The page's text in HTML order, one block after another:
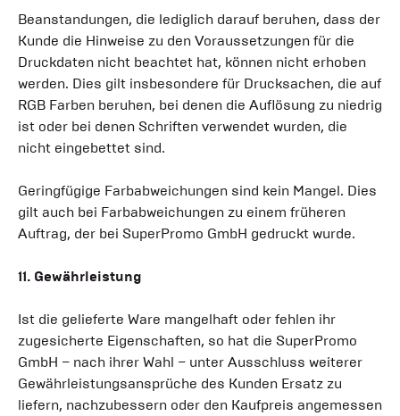
Beanstandungen, die lediglich darauf beruhen, dass der
Kunde die Hinweise zu den Voraussetzungen für die
Druckdaten nicht beachtet hat, können nicht erhoben
werden. Dies gilt insbesondere für Drucksachen, die auf
RGB Farben beruhen, bei denen die Auflösung zu niedrig
ist oder bei denen Schriften verwendet wurden, die
nicht eingebettet sind.
Geringfügige Farbabweichungen sind kein Mangel. Dies
gilt auch bei Farbabweichungen zu einem früheren
Auftrag, der bei SuperPromo GmbH gedruckt wurde.
11. Gewährleistung
Ist die gelieferte Ware mangelhaft oder fehlen ihr
zugesicherte Eigenschaften, so hat die SuperPromo
GmbH – nach ihrer Wahl – unter Ausschluss weiterer
Gewährleistungsansprüche des Kunden Ersatz zu
liefern, nachzubessern oder den Kaufpreis angemessen